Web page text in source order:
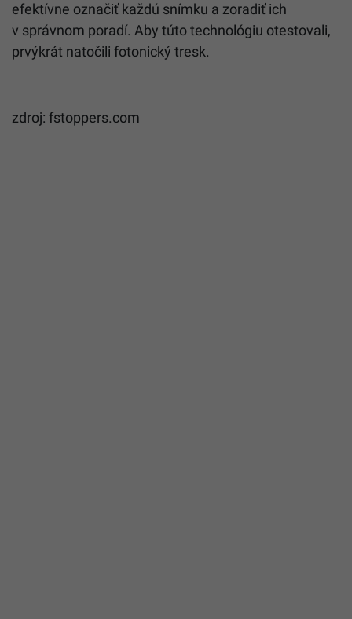
efektívne označiť každú snímku a zoradiť ich
v správnom poradí. Aby túto technológiu otestovali,
prvýkrát natočili fotonický tresk.
zdroj: fstoppers.com